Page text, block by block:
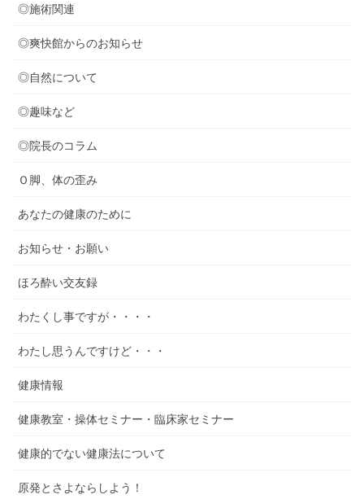
◎施術関連
◎爽快館からのお知らせ
◎自然について
◎趣味など
◎院長のコラム
Ｏ脚、体の歪み
あなたの健康のために
お知らせ・お願い
ほろ酔い交友録
わたくし事ですが・・・・
わたし思うんですけど・・・
健康情報
健康教室・操体セミナー・臨床家セミナー
健康的でない健康法について
原発とさよならしよう！